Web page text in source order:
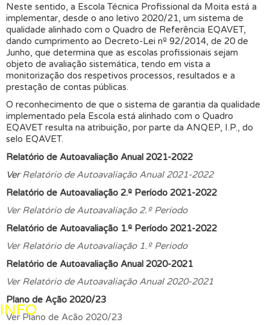
INFO
Neste sentido, a Escola Técnica Profissional da Moita está a
implementar, desde o ano letivo 2020/21, um sistema de
qualidade alinhado com o Quadro de Referência EQAVET,
dando cumprimento ao Decreto-Lei nº 92/2014, de 20 de
Junho, que determina que as escolas profissionais sejam
objeto de avaliação sistemática, tendo em vista a
monitorização dos respetivos processos, resultados e a
prestação de contas públicas.
O reconhecimento de que o sistema de garantia da qualidade
implementado pela Escola está alinhado com o Quadro
EQAVET resulta na atribuição, por parte da ANQEP, I.P., do
selo EQAVET.
Relatório de Autoavaliação Anual 2021-2022
VerRelatório de Autoavaliação Anual 2021-2022
Relatório de Autoavaliação 2.º Período 2021-2022
Ver Relatório de Autoavaliação 2.º Período
Relatório de Autoavaliação 1.º Período 2021-2022
Ver Relatório de Autoavaliação 1.º Período
Relatório de Autoavaliação Anual 2020-2021
Ver Relatório de Autoavaliação Anual 2020-2021
Plano de Ação 2020/23
Ver Plano de Acão 2020/23